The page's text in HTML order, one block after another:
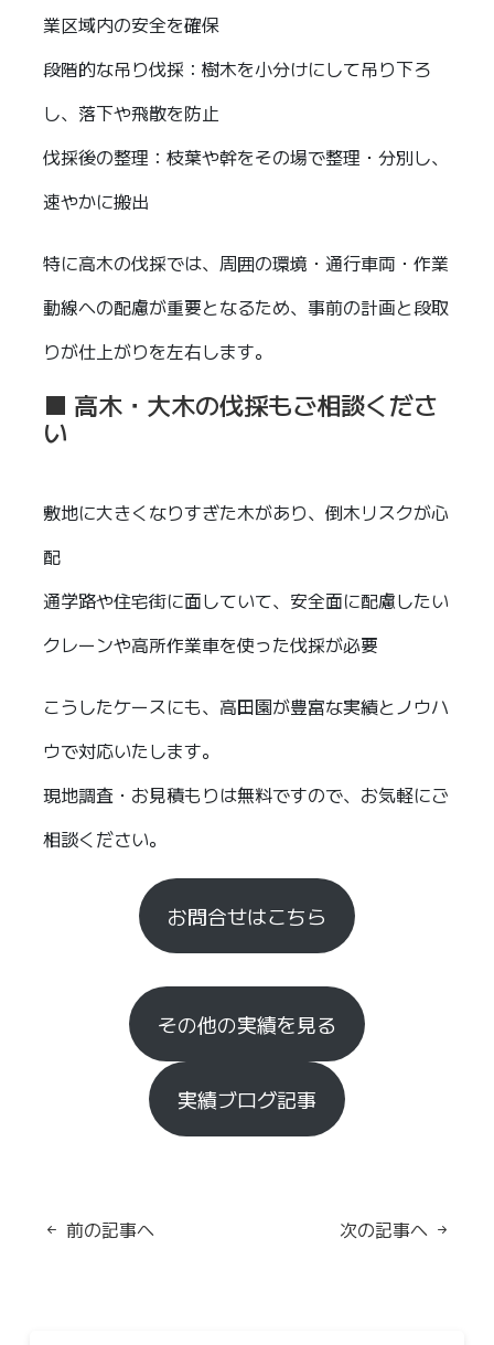
業区域内の安全を確保
段階的な吊り伐採：樹木を小分けにして吊り下ろ
し、落下や飛散を防止
伐採後の整理：枝葉や幹をその場で整理・分別し、
速やかに搬出
特に高木の伐採では、周囲の環境・通行車両・作業
動線への配慮が重要となるため、事前の計画と段取
りが仕上がりを左右します。
■ 高木・大木の伐採もご相談くださ
い
敷地に大きくなりすぎた木があり、倒木リスクが心
配
通学路や住宅街に面していて、安全面に配慮したい
クレーンや高所作業車を使った伐採が必要
こうしたケースにも、高田園が豊富な実績とノウハ
ウで対応いたします。
現地調査・お見積もりは無料ですので、お気軽にご
相談ください。
お問合せはこちら
その他の実績を見る
実績ブログ記事
前の記事へ 次の記事へ